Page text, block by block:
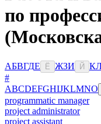
по
АБВГДЕ Ё ЖЗИ Й К
#
ABCDEFGHIJKLMNO
programmatic manager
project administrator
project assistant